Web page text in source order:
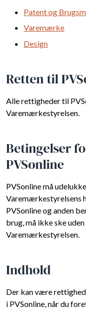
Patent og
Varemærke
Design
Retten til
Alle rettigheder til
Varemærkestyrelsen.
Betingelser
PVSonline
PVSonline må
Varemærkestyrelsens
PVSonline og anden
brug, må ikke ske
Varemærkestyrelsen.
Indhold
Der kan være
i PVSonline, når du